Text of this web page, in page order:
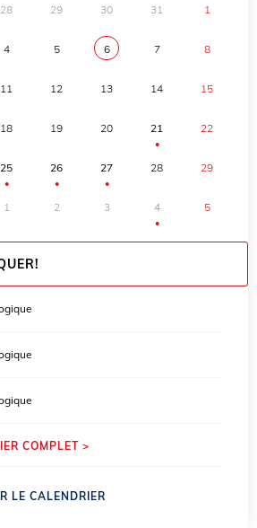
28 29 30 31 1
4 5 6 7 8
11 12 13 14 15
18 19 20 21
●
22
25
●
26
●
27
●
28 29
1 2 3 4
●
5
COMPLET >
LE CALENDRIER